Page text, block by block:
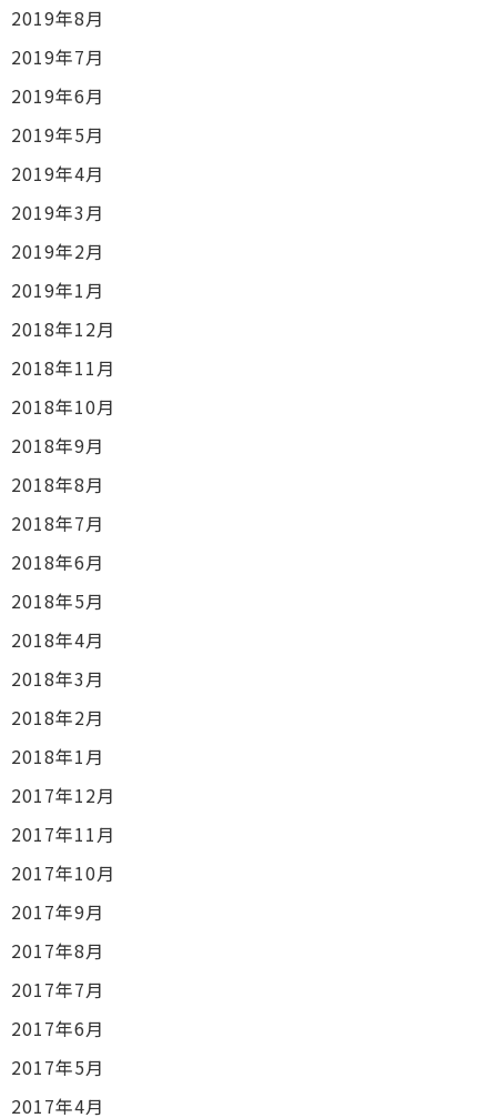
2019年8月
2019年7月
2019年6月
2019年5月
2019年4月
2019年3月
2019年2月
2019年1月
2018年12月
2018年11月
2018年10月
2018年9月
2018年8月
2018年7月
2018年6月
2018年5月
2018年4月
2018年3月
2018年2月
2018年1月
2017年12月
2017年11月
2017年10月
2017年9月
2017年8月
2017年7月
2017年6月
2017年5月
2017年4月